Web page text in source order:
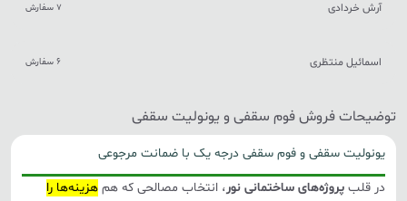
آرش خردادی 7 سفارش
اسمائیل منتظری 6 سفارش
توضیحات فروش فوم سقفی و یونولیت سقفی
یونولیت سقفی و فوم سقفی درجه یک با ضمانت مرجوعی
در قلب پروژه‌های ساختمانی نور، انتخاب مصالحی که هم هزینه‌ها را